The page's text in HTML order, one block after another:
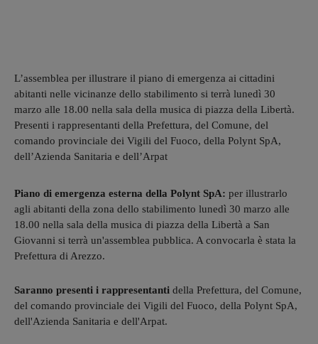
L’assemblea per illustrare il piano di emergenza ai cittadini
abitanti nelle vicinanze dello stabilimento si terrà lunedì 30
marzo alle 18.00 nella sala della musica di piazza della Libertà.
Presenti i rappresentanti della Prefettura, del Comune, del
comando provinciale dei Vigili del Fuoco, della Polynt SpA,
dell’Azienda Sanitaria e dell’Arpat
Piano di emergenza esterna della Polynt SpA: per illustrarlo
agli abitanti della zona dello stabilimento lunedì 30 marzo alle
18.00 nella sala della musica di piazza della Libertà a San
Giovanni si terrà un'assemblea pubblica. A convocarla è stata la
Prefettura di Arezzo.
Saranno presenti i rappresentanti della Prefettura, del Comune,
del comando provinciale dei Vigili del Fuoco, della Polynt SpA,
dell'Azienda Sanitaria e dell'Arpat.